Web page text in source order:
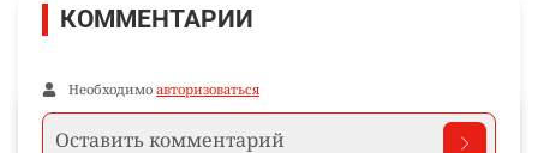
КОММЕНТАРИИ
Необходимо авторизоваться